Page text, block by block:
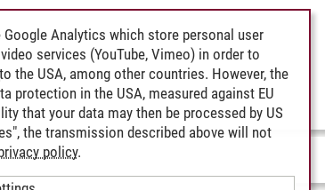
Analytics which store personal user
services (YouTube, Vimeo) in order to
the USA, among other countries. However, the
protection in the USA, measured against EU
that your data may then be processed by US
the transmission described above will not
policy.